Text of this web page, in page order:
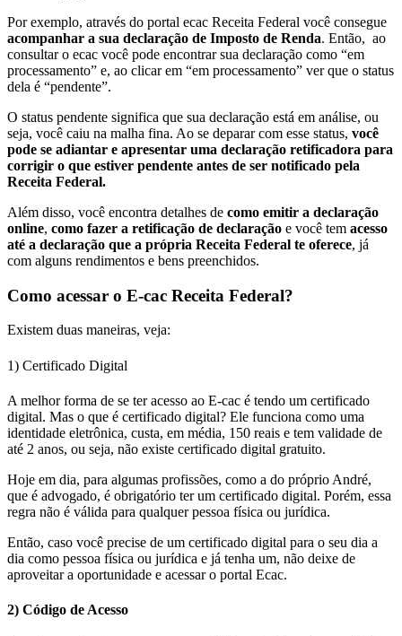
Por exemplo, através do portal ecac Receita Federal você consegue
acompanhar a sua declaração de Imposto de Renda. Então, ao
consultar o ecac você pode encontrar sua declaração como “em
processamento” e, ao clicar em “em processamento” ver que o status
dela é “pendente”.
O status pendente significa que sua declaração está em análise, ou
seja, você caiu na malha fina. Ao se deparar com esse status, você
pode se adiantar e apresentar uma declaração retificadora para
corrigir o que estiver pendente antes de ser notificado pela
Receita Federal.
Além disso, você encontra detalhes de como emitir a declaração
online, como fazer a retificação de declaração e você tem acesso
até a declaração que a própria Receita Federal te oferece, já
com alguns rendimentos e bens preenchidos.
Como acessar o E-cac Receita Federal?
Existem duas maneiras, veja:
1) Certificado Digital
A melhor forma de se teracesso ao E-cac é tendo um certificado
digital. Mas o que é certificado digital? Ele funciona como uma
identidade eletrônica, custa, em média, 150 reais e tem validade de
até 2 anos, ou seja, não existe certificado digital gratuito.
Hoje em dia, para algumas profissões, como a do próprio André,
que é advogado, é obrigatório ter um certificado digital. Porém, essa
regra não é válida para qualquer pessoa física ou jurídica.
Então, caso você precise de um certificado digital para o seu dia a
dia como pessoa física ou jurídica e já tenha um, não deixe de
aproveitar a oportunidade e acessar o portal Ecac.
2) Código de Acesso